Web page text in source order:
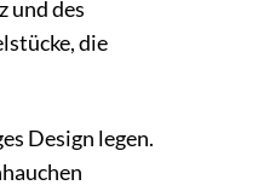
und des
die
Design legen.